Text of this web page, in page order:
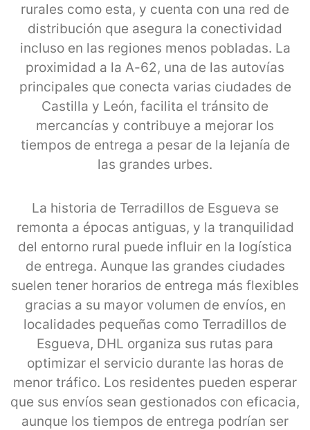
rurales como esta, y cuenta con una red de
distribución que asegura la conectividad
incluso en las regiones menos pobladas. La
proximidad a la A-62, una de las autovías
principales que conecta varias ciudades de
Castilla y León, facilita el tránsito de
mercancías y contribuye a mejorar los
tiempos de entrega a pesar de la lejanía de
las grandes urbes.
La historia de Terradillos de Esgueva se
remonta a épocas antiguas, y la tranquilidad
del entorno rural puede influir en la logística
de entrega. Aunque las grandes ciudades
suelen tener horarios de entrega más flexibles
gracias a su mayor volumen de envíos, en
localidades pequeñas como Terradillos de
Esgueva, DHL organiza sus rutas para
optimizar el servicio durante las horas de
menor tráfico. Los residentes pueden esperar
que sus envíos sean gestionados con eficacia,
aunque los tiempos de entrega podrían ser